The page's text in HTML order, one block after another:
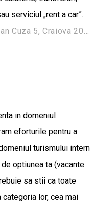
serviciul „rent a car”.
in domeniul
eforturile pentru a
turismului intern
optiunea ta (vacante
sa stii ca toate
lor, cea mai